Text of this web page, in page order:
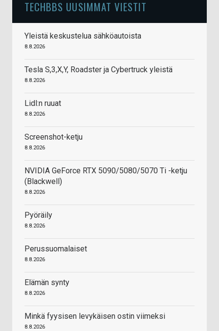
TECHBBS UUSIMMAT VIESTIT
Yleistä keskustelua sähköautoista
8.8.2026
Tesla S,3,X,Y, Roadster ja Cybertruck yleistä
8.8.2026
Lidl:n ruuat
8.8.2026
Screenshot-ketju
8.8.2026
NVIDIA GeForce RTX 5090/5080/5070 Ti -ketju
(Blackwell)
8.8.2026
Pyöräily
8.8.2026
Perussuomalaiset
8.8.2026
Elämän synty
8.8.2026
Minkä fyysisen levykäisen ostin viimeksi
8.8.2026